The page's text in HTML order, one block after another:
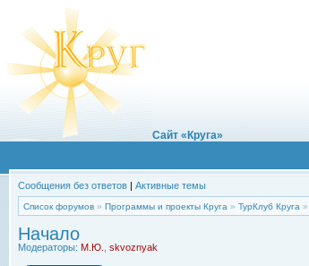
Сайт «Круга»
Сообщения без ответов | Активные темы
Список форумов » Программы и проекты Круга » ТурКлуб Круга »
Начало
Модераторы: М.Ю. skvoznyak